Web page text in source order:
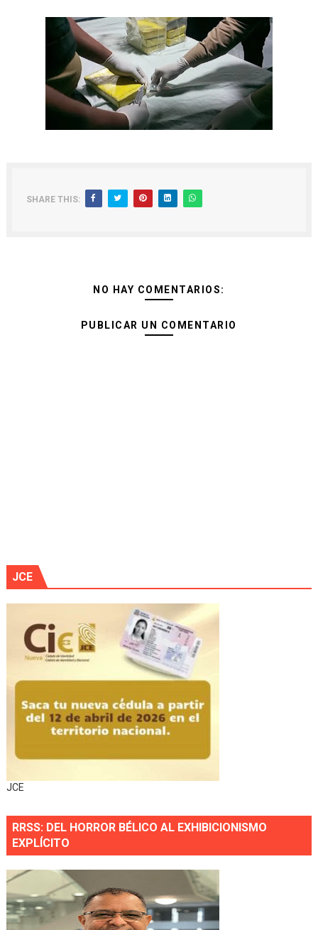
SHARE THIS:
NO HAY COMENTARIOS:
PUBLICAR UN COMENTARIO
JCE
JCE
RRSS: DEL HORROR BÉLICO AL EXHIBICIONISMO
EXPLÍCITO